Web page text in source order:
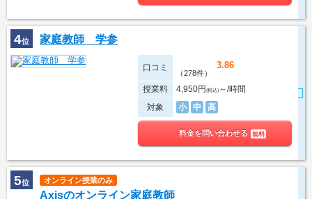
4位 家庭教師 学参
口コミ 3.86
（278件）
授業料 4,950円(税込) ～/時間
対象
小 中 高
料金を問い合わせる 無料
5位 オンライン授業のみ
Axisのオンライン家庭教師